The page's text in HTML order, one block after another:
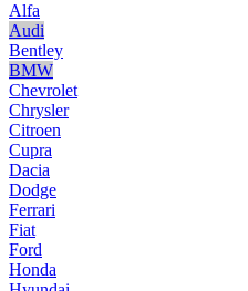
Alfa
Audi
Bentley
BMW
Chevrolet
Chrysler
Citroen
Cupra
Dacia
Dodge
Ferrari
Fiat
Ford
Honda